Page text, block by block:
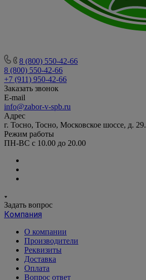
8 (800) 550-42-66
8 (800) 550-42-66
+7 (911) 950-42-66
Заказать звонок
E-mail
info@zabor-v-spb.ru
Адрес
г. Тосно, Тосно, Московское шоссе, д. 29.
Режим работы
ПН-ВС с 10.00 до 20.00
Задать вопрос
Компания
О компании
Производители
Реквизиты
Доставка
Оплата
Вопрос ответ